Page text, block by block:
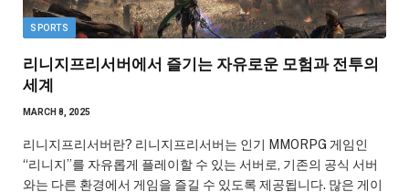
SPORTS
리니지프리서버에서 즐기는 자유로운 모험과 전투의
세계
MARCH 8, 2025
리니지프리서버란? 리니지프리서버는 인기 MMORPG 게임인
“리니지”를 자유롭게 플레이할 수 있는 서버로, 기존의 공식 서버
와는 다른 환경에서 게임을 즐길 수 있도록 제공됩니다. 많은 게이